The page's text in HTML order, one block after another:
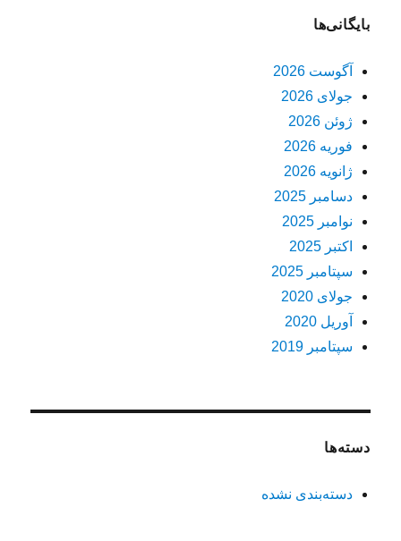
بایگانی‌ها
آگوست 2026
جولای 2026
ژوئن 2026
فوریه 2026
ژانویه 2026
دسامبر 2025
نوامبر 2025
اکتبر 2025
سپتامبر 2025
جولای 2020
آوریل 2020
سپتامبر 2019
دسته‌ها
دسته‌بندی نشده